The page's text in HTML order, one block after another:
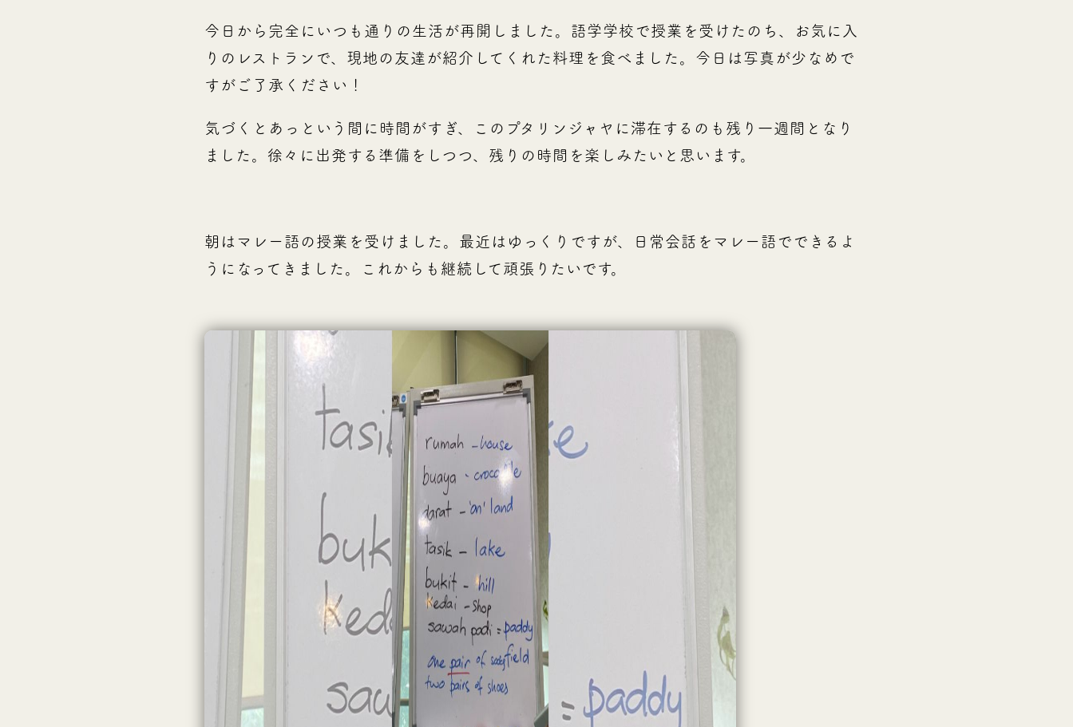
今日から完全にいつも通りの生活が再開しました。語学学校で授業を受けたのち、お気に入
りのレストランで、現地の友達が紹介してくれた料理を食べました。今日は写真が少なめで
すがご了承ください！
気づくとあっという間に時間がすぎ、このプタリンジャヤに滞在するのも残り一週間となり
ました。徐々に出発する準備をしつつ、残りの時間を楽しみたいと思います。
朝はマレー語の授業を受けました。最近はゆっくりですが、日常会話をマレー語でできるよ
うになってきました。これからも継続して頑張りたいです。